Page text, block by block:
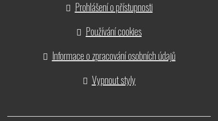
Prohlášení o přístupnosti
Používání cookies
Informace o zpracování osobních údajů
Vypnout styly